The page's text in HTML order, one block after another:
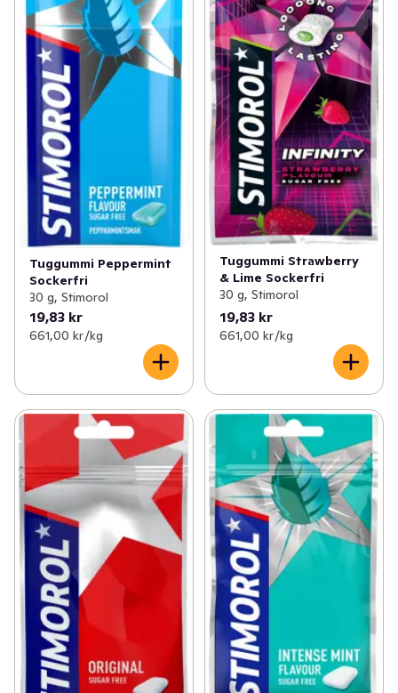
Tuggummi Peppermint
Sockerfri
30 g, Stimorol
19,83 kr
661,00 kr /kg
Tuggummi Strawberry
& Lime Sockerfri
30 g, Stimorol
19,83 kr
661,00 kr /kg